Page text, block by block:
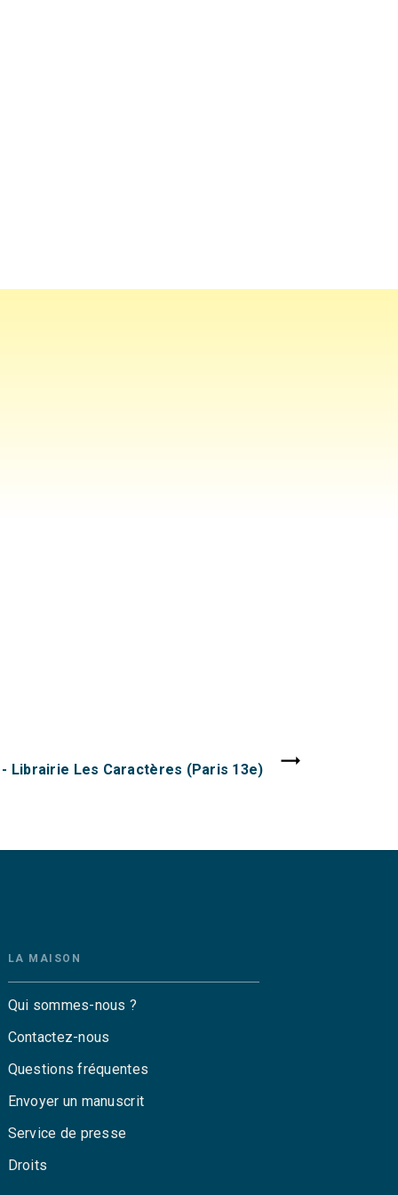
- Librairie Les Caractères (Paris 13e)
LA MAISON
Qui sommes-nous ?
Contactez-nous
Questions fréquentes
Envoyer un manuscrit
Service de presse
Droits